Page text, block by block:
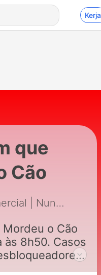
Kerja
que
Cão
Rádio Comercial | Nuno Markl
Mordeu o Cão
às 8h50. Casos